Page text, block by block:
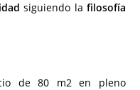
siguiendo lafilosofía
de 80 m2 en pleno